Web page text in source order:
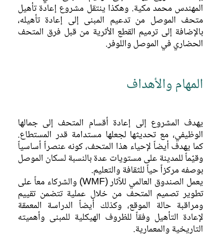
ترميم المبنى
التدريب والخبرة
المهندس محمد مكية. وهكذا ينتقل مشروع إعادة تأهيل
متحف الموصل من تدعيم المبنى إلى إعادة تأهيله،
بالإضافة إلى ترميم القطع الأثرية من قبل فرق المتحف
الحضاري في الموصل واللوفر.
المهام والأهداف
يهدف المشروع إلى إعادة أقسام المتحف إلى جمالها
الوظيفي، مع تحديثها لجعلها مستدامة قدر المستطاع.
كما يهدف أيضاً لإحياء هذا المتحف، كونه عنصراً أساسياً
وقيّماً للمدينة على مستويات عدة بالنسبة لسكان الموصل
بوصفه مركزاً حياً للثقافة والتعليم.
يعمل الصندوق العالمي للآثار (WMF) والشركاء معاً على
تطوير تصميم المتحف من خلال عملية تتضمن تقييم
ومراقبة حالة الموقع، وكذلك أيضاً الدراسة المعمقة
لإعادة التأهيل وفقاً للظروف الهيكلية للمبنى وأهميته
التاريخية والمعمارية.